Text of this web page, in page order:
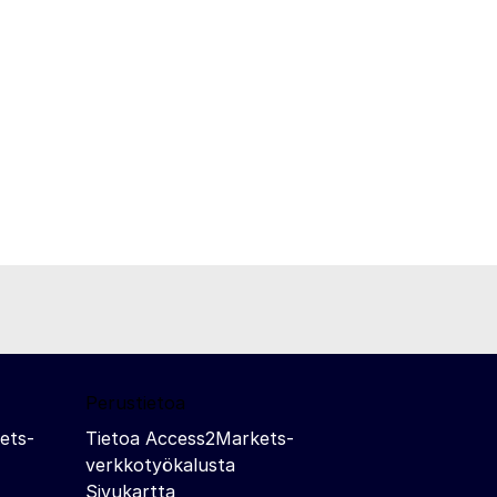
Perustietoa
Tietoa Access2Markets-
verkkotyökalusta
Sivukartta